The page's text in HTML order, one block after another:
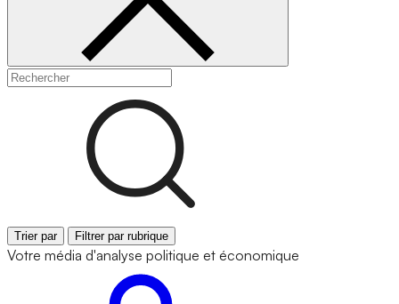
Trier par Filtrer par rubrique
Votre média d'analyse politique et économique